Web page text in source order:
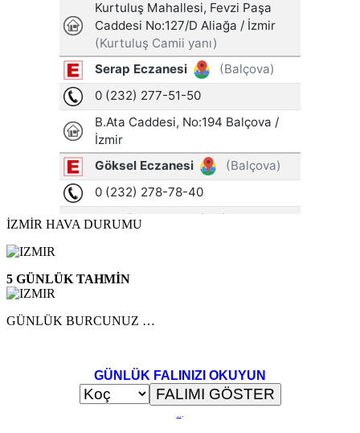
İZMİR HAVA DURUMU
5 GÜNLÜK TAHMİN
GÜNLÜK BURCUNUZ …
GÜNLÜK FALINIZI OKUYUN
...